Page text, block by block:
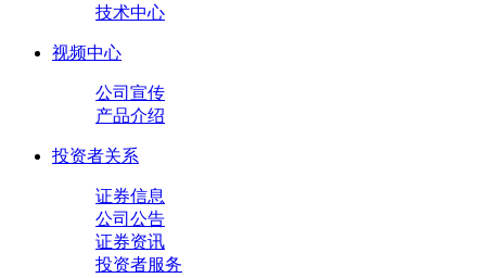
技术中心
视频中心
公司宣传
产品介绍
投资者关系
证券信息
公司公告
证券资讯
投资者服务